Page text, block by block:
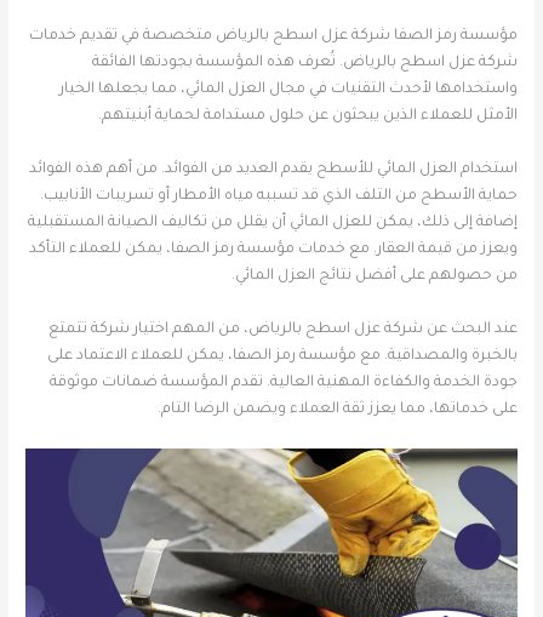
مؤسسة رمز الصفا شركة عزل اسطح بالرياض متخصصة في تقديم خدمات
شركة عزل اسطح بالرياض. تُعرف هذه المؤسسة بجودتها الفائقة
واستخدامها لأحدث التقنيات في مجال العزل المائي، مما يجعلها الخيار
الأمثل للعملاء الذين يبحثون عن حلول مستدامة لحماية أبنيتهم.
استخدام العزل المائي للأسطح يقدم العديد من الفوائد. من أهم هذه الفوائد
حماية الأسطح من التلف الذي قد تسببه مياه الأمطار أو تسريبات الأنابيب.
إضافة إلى ذلك، يمكن للعزل المائي أن يقلل من تكاليف الصيانة المستقبلية
ويعزز من قيمة العقار. مع خدمات مؤسسة رمز الصفا، يمكن للعملاء التأكد
من حصولهم على أفضل نتائج العزل المائي.
عند البحث عن شركة عزل اسطح بالرياض، من المهم اختيار شركة تتمتع
بالخبرة والمصداقية. مع مؤسسة رمز الصفا، يمكن للعملاء الاعتماد على
جودة الخدمة والكفاءة المهنية العالية. تقدم المؤسسة ضمانات موثوقة
على خدماتها، مما يعزز ثقة العملاء ويضمن الرضا التام.